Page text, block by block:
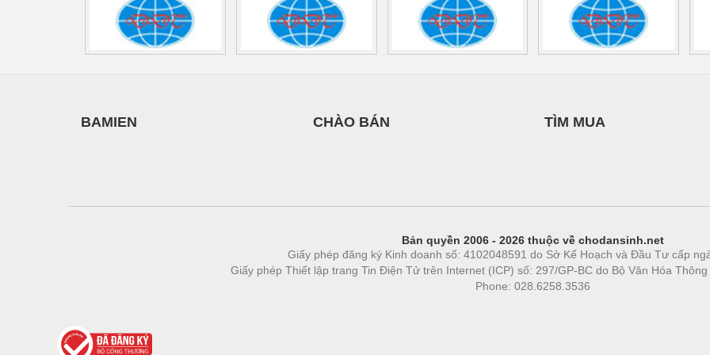
Vật liệu xây dựng
Vòng bi - Bạc đạn
BAMIEN CHÀO BÁN TÌM MUA
Bản quyền 2006 - 2026 thuộc về chodansinh.net
Giấy phép đăng ký Kinh doanh số: 4102048591 do Sở Kế Hoạch và Đầu Tư cấp
Giấy phép Thiết lập trang Tin Điện Tử trên Internet (ICP) số: 297/GP-BC do Bộ Văn Hóa
Phone: 028.6258.3536